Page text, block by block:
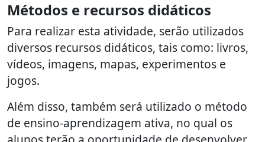
Métodos e recursos didáticos
Para realizar esta atividade, serão utilizados
diversos recursos didáticos, tais como: livros,
vídeos, imagens, mapas, experimentos e
jogos.
Além disso, também será utilizado o método
de ensino-aprendizagem ativa, no qual os